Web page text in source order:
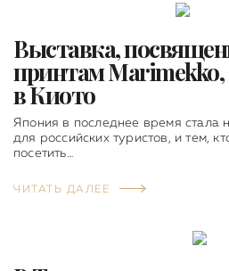
Выставка,
принтам
в Киото
Япония в последнее время стала
для российских туристов, и тем,
посетить…
ЧИТАТЬ ДАЛЕЕ